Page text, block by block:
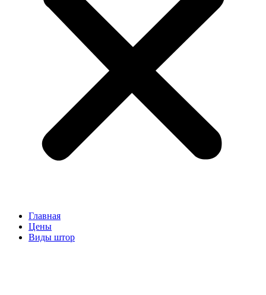
Главная
Цены
Виды штор